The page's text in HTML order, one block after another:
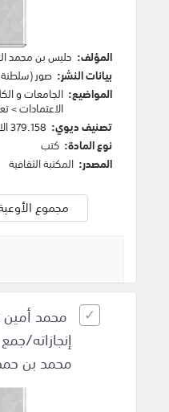
المؤلف: حليس بن محمد
بيانات النشر: صور
المواضيع: الجامعات و
الاعتمادات>
تصنيف ديوي: 379.158 الاعتمادات.
نوع المادة: كتب
المصدر: المكتبة الثقافية
مجموع
محمد أمين
إنجازاته/
محمد بن